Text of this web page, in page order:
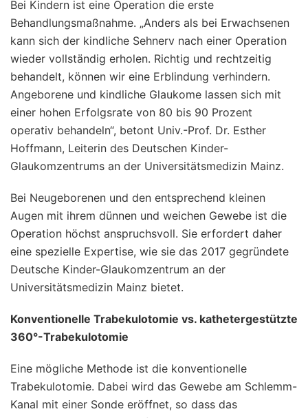
Bei Kindern ist eine Operation die erste
Behandlungsmaßnahme. „Anders als bei Erwachsenen
kann sich der kindliche Sehnerv nach einer Operation
wieder vollständig erholen. Richtig und rechtzeitig
behandelt, können wir eine Erblindung verhindern.
Angeborene und kindliche Glaukome lassen sich mit
einer hohen Erfolgsrate von 80 bis 90 Prozent
operativ behandeln“, betont Univ.-Prof. Dr. Esther
Hoffmann, Leiterin des Deutschen Kinder-
Glaukomzentrums an der Universitätsmedizin Mainz.
Bei Neugeborenen und den entsprechend kleinen
Augen mit ihrem dünnen und weichen Gewebe ist die
Operation höchst anspruchsvoll. Sie erfordert daher
eine spezielle Expertise, wie sie das 2017 gegründete
Deutsche Kinder-Glaukomzentrum an der
Universitätsmedizin Mainz bietet.
Konventionelle Trabekulotomie vs. kathetergestützte
360°-Trabekulotomie
Eine mögliche Methode ist die konventionelle
Trabekulotomie. Dabei wird das Gewebe am Schlemm-
Kanal mit einer Sonde eröffnet, so dass das